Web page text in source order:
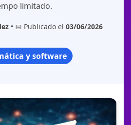
limitado.
• 📅 Publicado el 03/06/2026
y software